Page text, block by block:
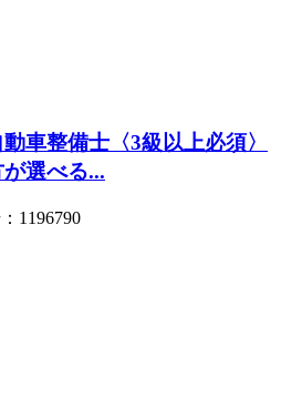
車整備士〈3級以上必須〉
選べる...
1196790